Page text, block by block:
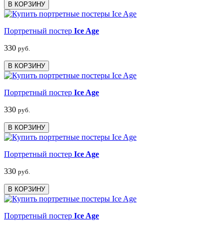
В КОРЗИНУ
Портретный постер Ice Age
330 руб.
В КОРЗИНУ
Портретный постер Ice Age
330 руб.
В КОРЗИНУ
Портретный постер Ice Age
330 руб.
В КОРЗИНУ
Портретный постер Ice Age